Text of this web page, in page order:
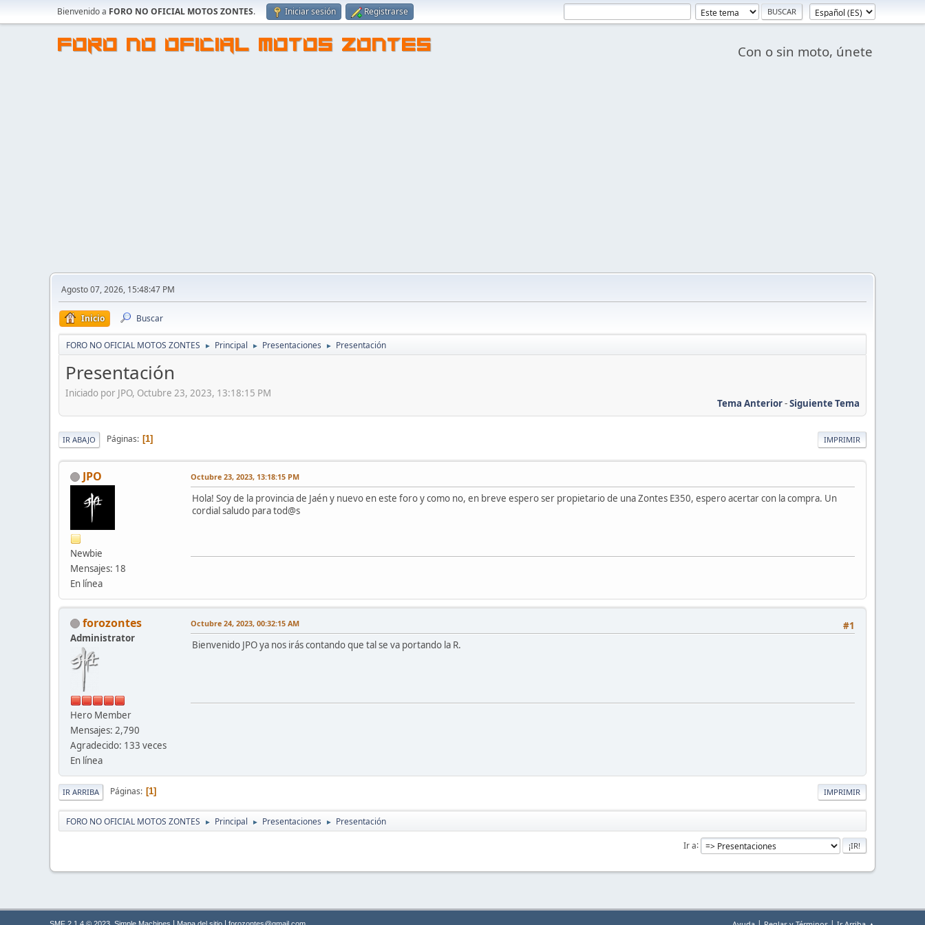
Bienvenido a FORO NO OFICIAL MOTOS ZONTES. Iniciar sesión Registrarse
FORO NO OFICIAL MOTOS ZONTES Con o sin moto, únete
Agosto 07, 2026, 15:48:47 PM
Inicio Buscar
FORO NO OFICIAL MOTOS ZONTES ► Principal ► Presentaciones ► Presentación
Presentación
Iniciado por JPO, Octubre 23, 2023, 13:18:15 PM
Tema Anterior-Siguiente Tema
IMPRIMIR
IR ABAJO Páginas 1
JPO
Newbie
Mensajes: 18
En línea
Octubre 23, 2023, 13:18:15 PM
Hola! Soy de la provincia de Jaén y nuevo en este foro y como no, en breve espero ser propietario de una Zontes E350, espero acertar con la compra. Un
cordial saludo para tod@s
forozontes
Administrator
Hero Member
Mensajes: 2,790
Agradecido: 133 veces
En línea
#1
Octubre 24, 2023, 00:32:15 AM
Bienvenido JPO ya nos irás contando que tal se va portando la R.
IMPRIMIR
IR ARRIBA Páginas 1
FORO NO OFICIAL MOTOS ZONTES ► Principal ► Presentaciones ► Presentación
Ir a